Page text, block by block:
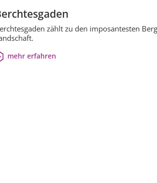
zählt zu den imposantesten
mehr erfahren